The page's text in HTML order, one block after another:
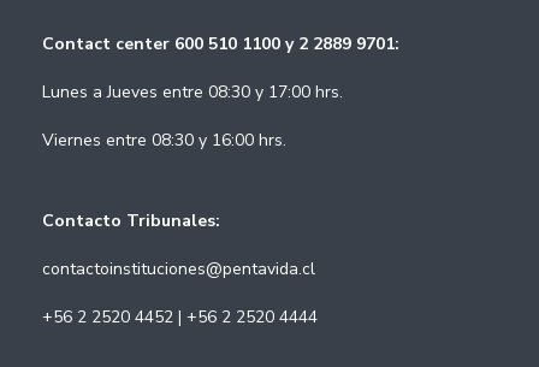
Contact center 600 510 1100 y 2 2889 9701:
Lunes a Jueves entre 08:30 y 17:00 hrs.
Viernes entre 08:30 y 16:00 hrs.
Contacto Tribunales:
contactoinstituciones@pentavida.cl
+56 2 2520 4452 | +56 2 2520 4444